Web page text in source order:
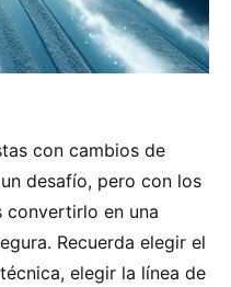
con cambios de
desafío, pero con los
convertirlo en una
Recuerda elegir el
elegir la línea de